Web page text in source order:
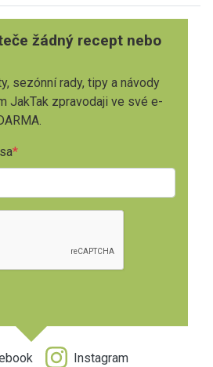
žádný recept nebo
sezónní rady, tipy a návody
JakTak zpravodaji ve své e-
Instagram